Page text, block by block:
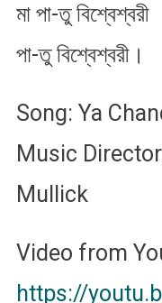
মা পা-তু বিশ্বেশ্বরী
পা-তু বিশ্বেশ্বরী।
Song: Ya
Music
Mullick
Video from
https://